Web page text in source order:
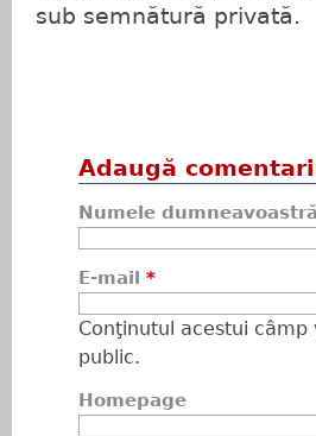
sub semnătură privată.
Adaugă
Numele dumneavoastră
E-mail *
Conţinutul acestui
public.
Homepage